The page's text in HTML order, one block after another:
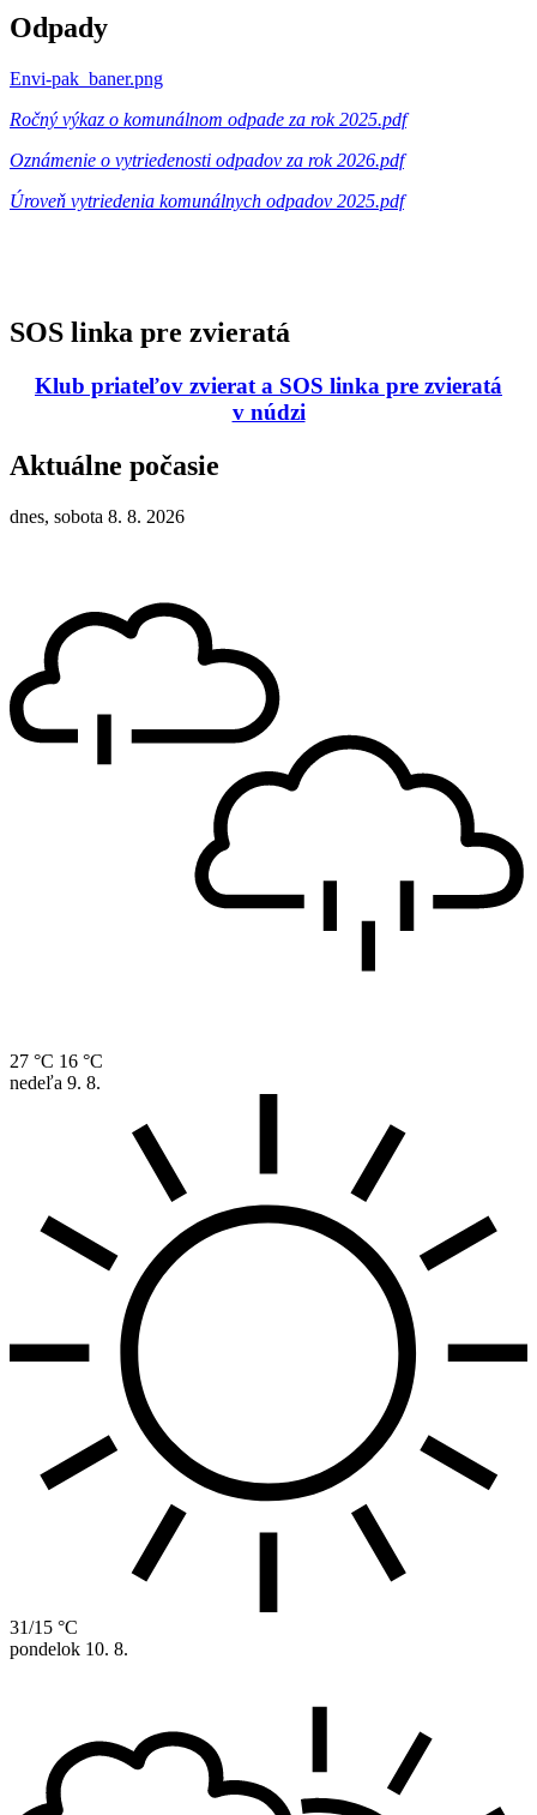
Odpady
Envi-pak_baner.png
Ročný výkaz o komunálnom odpade za rok 2025.pdf
Oznámenie o vytriedenosti odpadov za rok 2026.pdf
Úroveň vytriedenia komunálnych odpadov 2025.pdf
SOS linka pre zvieratá
Klub priateľov zvierat a SOS linka pre zvieratá
v núdzi
Aktuálne počasie
dnes, sobota 8. 8. 2026
27 °C 16 °C
nedeľa 9. 8.
31/15 °C
pondelok 10. 8.